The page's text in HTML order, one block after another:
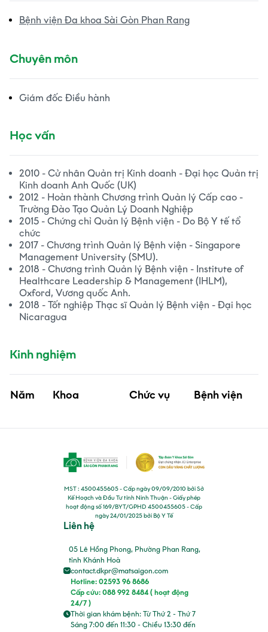
Bệnh viện Đa khoa Sài Gòn Phan Rang
Chuyên môn
Giám đốc Điều hành
Học vấn
2010 - Cử nhân Quản trị Kinh doanh - Đại học Quản trị
Kinh doanh Anh Quốc (UK)
2012 - Hoàn thành Chương trình Quản lý Cấp cao -
Trường Đào Tạo Quản Lý Doanh Nghiệp
2015 - Chứng chỉ Quản lý Bệnh viện - Do Bộ Y tế tổ
chức
2017 - Chương trình Quản lý Bệnh viện - Singapore
Management University (SMU).
2018 - Chương trình Quản lý Bệnh viện - Institute of
Healthcare Leadership & Management (IHLM),
Oxford, Vương quốc Anh.
2018 - Tốt nghiệp Thạc sĩ Quản lý Bệnh viện - Đại học
Nicaragua
Kinh nghiệm
Năm Khoa Chức vụ Bệnh viện
MST : 4500455605 - Cấp ngày 09/09/2010 bởi Sở
Kế Hoạch và Đầu Tư tỉnh Ninh Thuận - Giấy phép
hoạt động số 169/BYT/GPHD 4500455605 - Cấp
ngày 24/01/2025 bởi Bộ Y Tế
Liên hệ
05 Lê Hồng Phong, Phường Phan Rang,
tỉnh Khánh Hoà
contact.dkpr@matsaigon.com
Hotline: 02593 96 8686
Cấp cứu: 088 992 8484 ( hoạt động
24/7 )
Thời gian khám bệnh: Từ Thứ 2 - Thứ 7
Sáng 7:00 đến 11:30 - Chiều 13:30 đến